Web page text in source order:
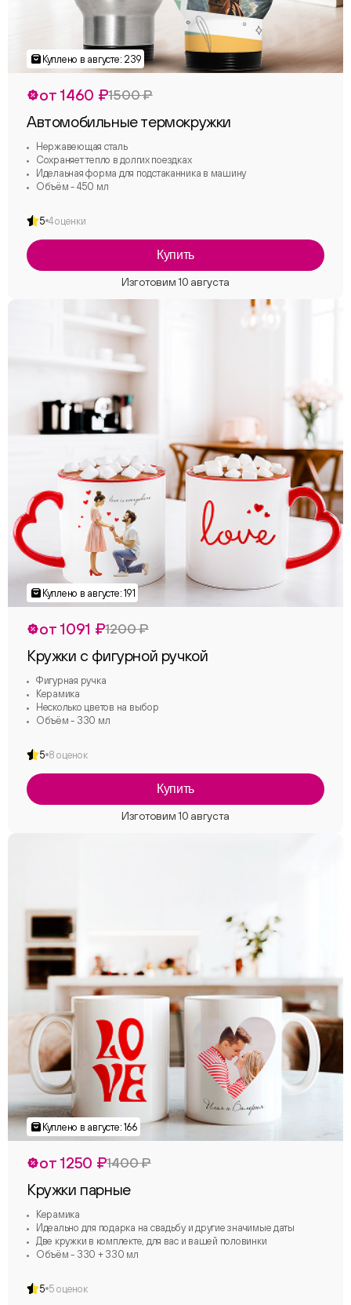
от 1460 ₽1500 ₽
Автомобильные термокружки
Нержавеющая сталь
Сохраняет тепло в долгих поездках
Иделаьная форма для подстаканника в машину
Объём - 450 мл
5 4 оценки
Купить
от 1091 ₽1200 ₽
Кружки с фигурной ручкой
Фигурная ручка
Керамика
Несколько цветов на выбор
Объём - 330 мл
5 8 оценок
Купить
от 1250 ₽1400 ₽
Кружки парные
Керамика
Идеально для подарка на свадьбу и другие значимые даты
Две кружки в комплекте, для вас и вашей половинки
Объём - 330 + 330 мл
5 5 оценок